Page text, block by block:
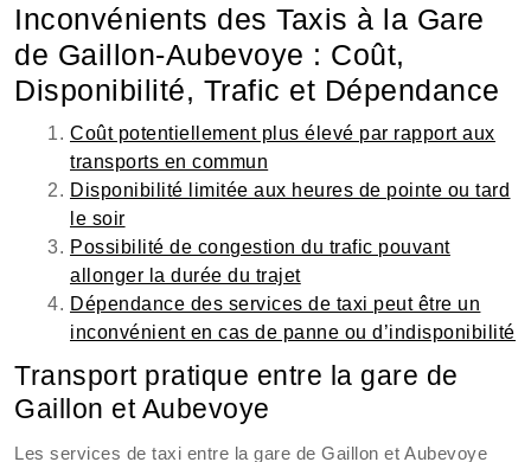
Inconvénients des Taxis à la Gare
de Gaillon-Aubevoye : Coût,
Disponibilité, Trafic et Dépendance
Coût potentiellement plus élevé par rapport aux
transports en commun
Disponibilité limitée aux heures de pointe ou tard
le soir
Possibilité de congestion du trafic pouvant
allonger la durée du trajet
Dépendance des services de taxi peut être un
inconvénient en cas de panne ou d’indisponibilité
Transport pratique entre la gare de
Gaillon et Aubevoye
Les services de taxi entre la gare de Gaillon et Aubevoye